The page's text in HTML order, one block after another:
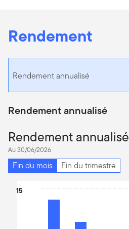
Rendement
Rendement annualisé
Rendement annualisé
Rendement annualisé
Au 30/06/2026
Fin du mois
Fin du trimestre
15